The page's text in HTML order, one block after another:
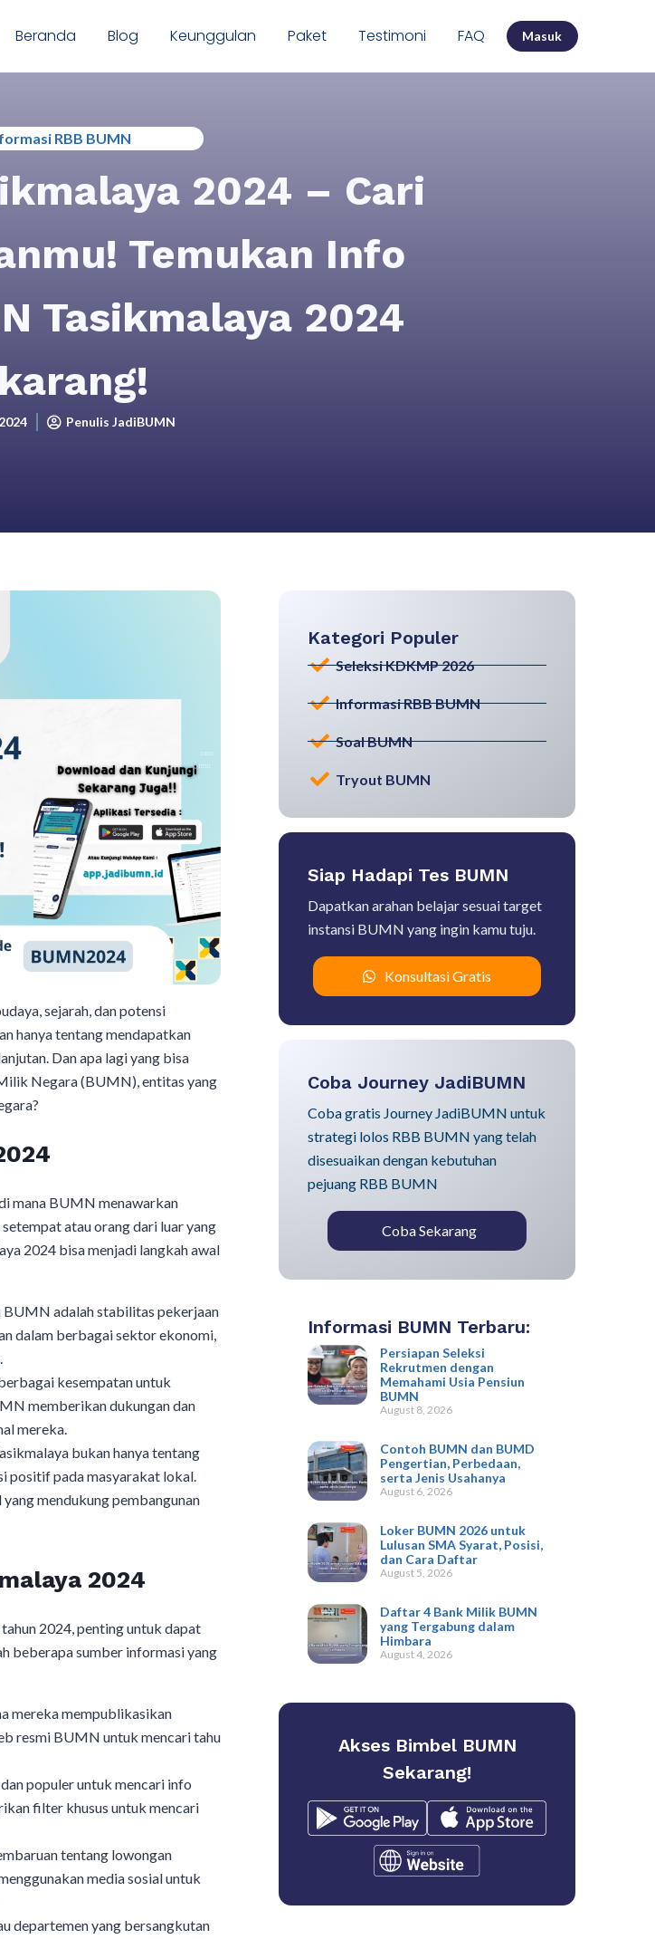
Beranda Blog Keunggulan Paket Testimoni FAQ Masuk
RBB BUMN
2024 – Cari
Temukan Info
Tasikmalaya 2024
Penulis JadiBUMN
sejarah, dan potensi
hanya tentang mendapatkan
Dan apa lagi yang bisa
Negara (BUMN), entitas yang
mana BUMN menawarkan
atau orang dari luar yang
2024 bisa menjadi langkah awal
BUMN adalah stabilitas pekerjaan
dalam berbagai sektor ekonomi,
kesempatan untuk
memberikan dukungan dan
mereka.
bukan hanya tentang
positif pada masyarakat lokal.
mendukung pembangunan
2024
2024, penting untuk dapat
beberapa sumber informasi yang
mereka mempublikasikan
resmi BUMN untuk mencari tahu
populer untuk mencari info
filter khusus untuk mencari
tentang lowongan
media sosial untuk
departemen yang bersangkutan
Kategori Populer
Seleksi KDKMP 2026
Informasi RBB BUMN
Soal BUMN
Tryout BUMN
Siap Hadapi Tes BUMN
Dapatkan arahan belajar sesuai target
instansi BUMN yang ingin kamu tuju.
Konsultasi Gratis
Coba Journey JadiBUMN
Coba gratis Journey JadiBUMN untuk
strategi lolos RBB BUMN yang telah
disesuaikan dengan kebutuhan
pejuang RBB BUMN
Coba Sekarang
Informasi BUMN Terbaru:
Persiapan Seleksi
Rekrutmen dengan
Memahami Usia Pensiun
BUMN
August 8, 2026
Contoh BUMN dan BUMD
Pengertian, Perbedaan,
serta Jenis Usahanya
August 6, 2026
Loker BUMN 2026 untuk
Lulusan SMA Syarat, Posisi,
dan Cara Daftar
August 5, 2026
Daftar 4 Bank Milik BUMN
yang Tergabung dalam
Himbara
August 4, 2026
Akses Bimbel BUMN
Sekarang!